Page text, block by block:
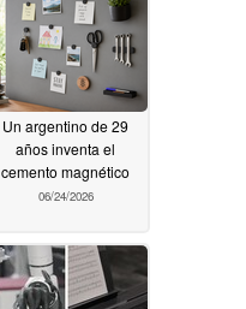
Un argentino de 29
años inventa el
cemento magnético
06/24/2026